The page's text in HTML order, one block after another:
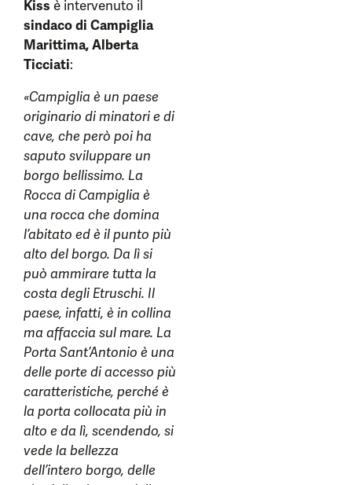
Kiss è intervenuto il
sindaco di Campiglia
Marittima, Alberta
Ticciati:
«Campiglia è un paese
originario di minatori e di
cave, che però poi ha
saputo sviluppare un
borgo bellissimo. La
Rocca di Campiglia è
una rocca che domina
l’abitato ed è il punto più
alto del borgo. Da lì si
può ammirare tutta la
costa degli Etruschi. Il
paese, infatti, è in collina
ma affaccia sul mare. La
Porta Sant’Antonio è una
delle porte di accesso più
caratteristiche, perché è
la porta collocata più in
alto e da lì, scendendo, si
vede la bellezza
dell’intero borgo, delle